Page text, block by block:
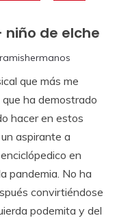
de elche
que más me
ha demostrado
hacer en estos
aspirante a
en
pandemia. No ha
convirtiéndose
podemita y del